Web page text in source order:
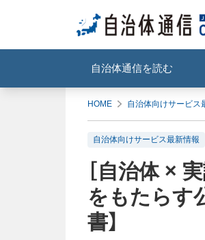
自治体通信を読む
HOME 自治体向けサービス
自治体向けサービス最新情報
［自治体 ×
をもたらす
書】